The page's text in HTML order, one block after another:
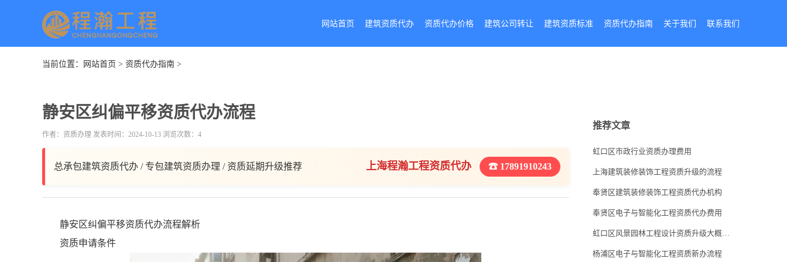
网站首页 建筑资质代办 资质代办价格 建筑公司转让 建筑资质标准 资质代办指南 关于我们 联系我们
当前位置： 网站首页 > 资质代办指南 >
静安区纠偏平移资质代办流程
作者：资质办理 发表时间：2024-10-13 浏览次数：4
总承包建筑资质代办 / 专包建筑资质办理 / 资质延期升级推荐 上海程瀚工程资质代办 ☎ 17891910243
静安区纠偏平移资质代办流程解析
资质申请条件
推荐文章
虹口区市政行业资质办理费用
上海建筑装修装饰工程资质升级的流程
奉贤区建筑装修装饰工程资质代办机构
奉贤区电子与智能化工程资质代办费用
虹口区风景园林工程设计资质升级大概要多少钱
杨浦区电子与智能化工程资质新办流程